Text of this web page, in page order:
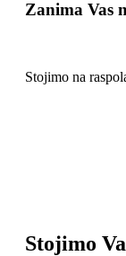
Zanima Vas
Stojimo na
Stojimo